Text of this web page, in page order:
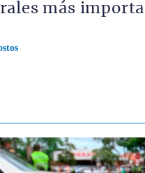
más
multimedia principal